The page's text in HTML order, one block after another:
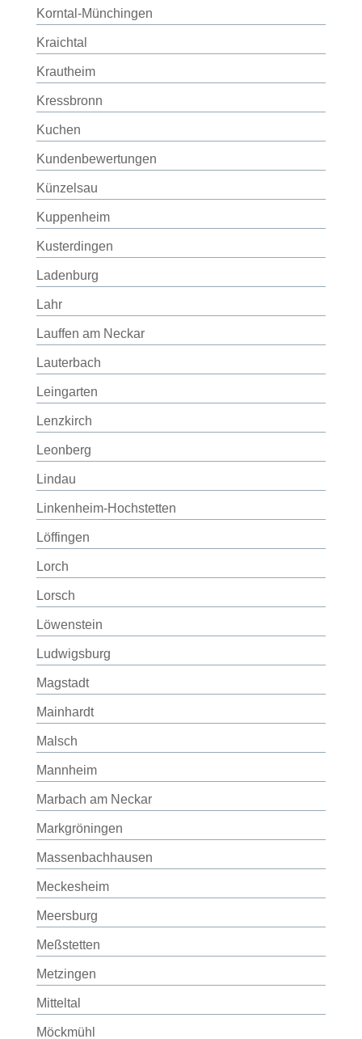
Korntal-Münchingen
Kraichtal
Krautheim
Kressbronn
Kuchen
Kundenbewertungen
Künzelsau
Kuppenheim
Kusterdingen
Ladenburg
Lahr
Lauffen am Neckar
Lauterbach
Leingarten
Lenzkirch
Leonberg
Lindau
Linkenheim-Hochstetten
Löffingen
Lorch
Lorsch
Löwenstein
Ludwigsburg
Magstadt
Mainhardt
Malsch
Mannheim
Marbach am Neckar
Markgröningen
Massenbachhausen
Meckesheim
Meersburg
Meßstetten
Metzingen
Mitteltal
Möckmühl